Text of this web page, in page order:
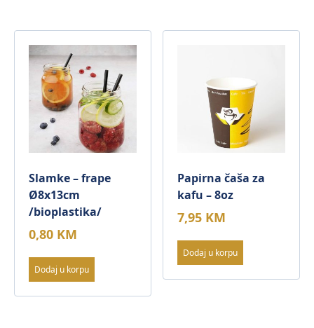
Slamke – frape
Ø8x13cm
/bioplastika/
0,80 KM
Dodaj u korpu
Papirna čaša za
kafu – 8oz
7,95 KM
Dodaj u korpu